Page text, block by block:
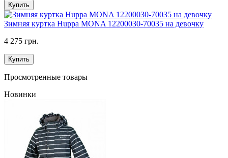
Купить
Зимняя куртка Huppa MONA 12200030-70035 на девочку
4 275 грн.
Купить
Просмотренные товары
Новинки